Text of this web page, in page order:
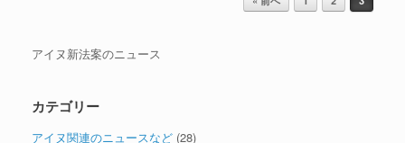
アイヌ新法案のニュース
カテゴリー
アイヌ関連のニュースなど (28)